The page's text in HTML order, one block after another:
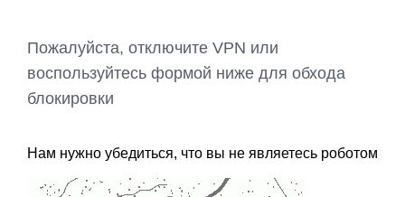
Пожалуйста, отключите VPN или
воспользуйтесь формой ниже для обхода
блокировки
Нам нужно убедиться, что вы не являетесь роботом